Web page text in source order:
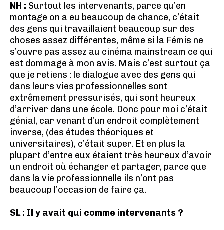
NH : Surtout les intervenants, parce qu’en
montage on a eu beaucoup de chance, c’était
des gens qui travaillaient beaucoup sur des
choses assez différentes, même si la Fémis ne
s’ouvre pas assez au cinéma mainstream ce qui
est dommage à mon avis. Mais c’est surtout ça
que je retiens : le dialogue avec des gens qui
dans leurs vies professionnelles sont
extrêmement pressurisés, qui sont heureux
d’arriver dans une école. Donc pour moi c’était
génial, car venant d’un endroit complètement
inverse, (des études théoriques et
universitaires), c’était super. Et en plus la
plupart d’entre eux étaient très heureux d’avoir
un endroit où échanger et partager, parce que
dans la vie professionnelle ils n’ont pas
beaucoup l’occasion de faire ça.
SL : Il y avait qui comme intervenants ?